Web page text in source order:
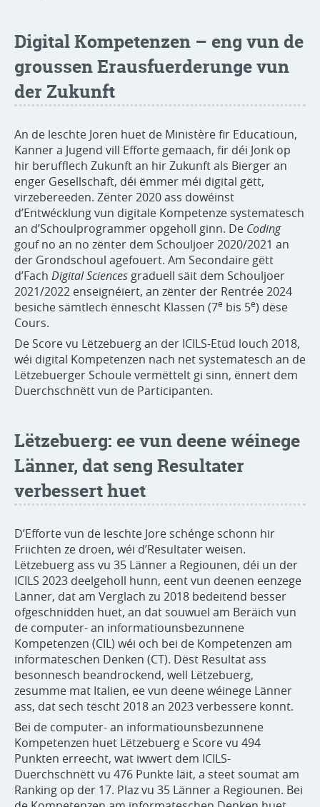
Digital Kompetenzen – eng vun de
groussen Erausfuerderunge vun
der Zukunft
An de leschte Joren huet de Ministère fir Educatioun,
Kanner a Jugend vill Efforte gemaach, fir déi Jonk op
hir berufflech Zukunft an hir Zukunft als Bierger an
enger Gesellschaft, déi ëmmer méi digital gëtt,
virzebereeden. Zënter 2020 ass dowéinst
d’Entwécklung vun digitale Kompetenze systematesch
an d’Schoulprogrammer opgeholl ginn. De Coding
gouf no an no zënter dem Schouljoer 2020/2021 an
der Grondschoul agefouert. Am Secondaire gëtt
d’Fach Digital Sciences graduell säit dem Schouljoer
2021/2022 enseignéiert, an zënter der Rentrée 2024
besiche sämtlech ënnescht Klassen (7e bis 5e) dëse
Cours.
De Score vu Lëtzebuerg an der ICILS-Etüd louch 2018,
wéi digital Kompetenzen nach net systematesch an de
Lëtzebuerger Schoule vermëttelt gi sinn, ënnert dem
Duerchschnëtt vun de Participanten.
Lëtzebuerg: ee vun deene wéinege
Länner, dat seng Resultater
verbessert huet
D’Efforte vun de leschte Jore schénge schonn hir
Friichten ze droen, wéi d’Resultater weisen.
Lëtzebuerg ass vu 35 Länner a Regiounen, déi un der
ICILS 2023 deelgeholl hunn, eent vun deenen eenzege
Länner, dat am Verglach zu 2018 bedeitend besser
ofgeschnidden huet, an dat souwuel am Beräich vun
de computer- an informatiounsbezunnene
Kompetenzen (CIL) wéi och bei de Kompetenzen am
informateschen Denken (CT). Dëst Resultat ass
besonnesch beandrockend, well Lëtzebuerg,
zesumme mat Italien, ee vun deene wéinege Länner
ass, dat sech tëscht 2018 an 2023 verbessere konnt.
Bei de computer- an informatiounsbezunnene
Kompetenzen huet Lëtzebuerg e Score vu 494
Punkten erreecht, wat iwwert dem ICILS-
Duerchschnëtt vu 476 Punkte läit, a steet soumat am
Ranking op der 17. Plaz vu 35 Länner a Regiounen. Bei